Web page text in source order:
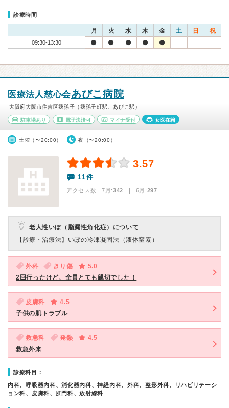
診療時間
月 火 水 木 金 土 日 祝
09:30-13:30
医療法人慈心会あびこ病院
大阪府大阪市住吉区我孫子（我孫子町駅、あびこ駅）
駐車場あり 電子決済可 マイナ受付 女医在籍
土曜（〜20:00） 夜（〜20:00）
3.57
11件
アクセス数 7月:342 | 6月:297
老人性いぼ（脂漏性角化症）について
【診療・治療法】 いぼの冷凍凝固法（液体窒素）
外科 きり傷
5.0
2回行ったけど、全員とても親切でした！
皮膚科
4.5
子供の肌トラブル
救急科 発熱
4.5
救急外来
診療科目：
内科、呼吸器内科、消化器内科、神経内科、外科、整形外科、リハビリテーシ
ョン科、皮膚科、肛門科、放射線科